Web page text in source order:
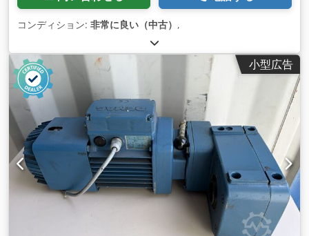
コンディション: 非常に良い（中古） ,
小型広告